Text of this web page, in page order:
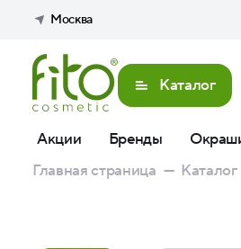
Москва
Каталог
Акции Бренды
Главная страница — Каталог